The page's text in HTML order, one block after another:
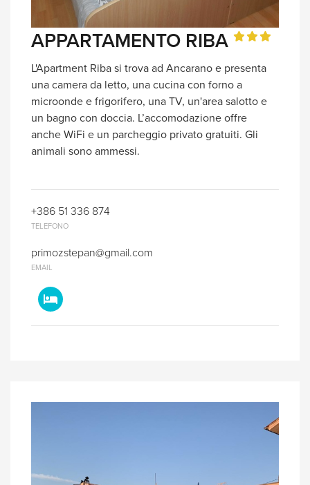
APPARTAMENTO RIBA
L'Apartment Riba si trova ad Ancarano e presenta
una camera da letto, una cucina con forno a
microonde e frigorifero, una TV, un'area salotto e
un bagno con doccia. L’accomodazione offre
anche WiFi e un parcheggio privato gratuiti. Gli
animali sono ammessi.
+386 51 336 874
TELEFONO
primozstepan@gmail.com
EMAIL